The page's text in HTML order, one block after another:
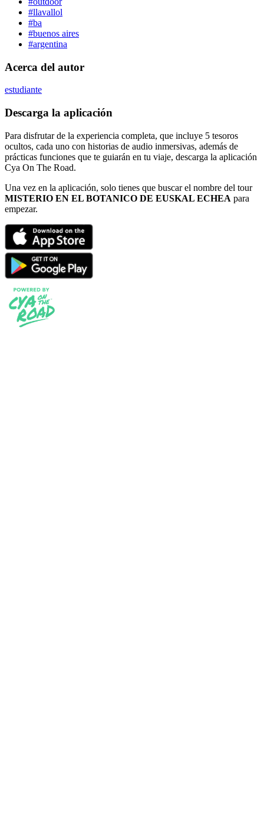
#llavallol
#ba
#buenos aires
#argentina
Acerca del autor
estudiante
Descarga la aplicación
Para disfrutar de la experiencia completa, que incluye 5 tesoros
ocultos, cada uno con historias de audio inmersivas, además de
prácticas funciones que te guiarán en tu viaje, descarga la aplicación
Cya On The Road.
Una vez en la aplicación, solo tienes que buscar el nombre del tour
MISTERIO EN EL BOTANICO DE EUSKAL ECHEA para
empezar.